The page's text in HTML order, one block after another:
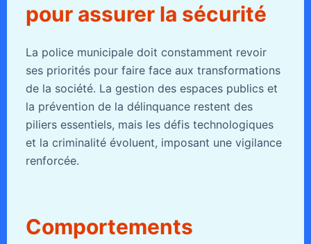
pour assurer la sécurité
La police municipale doit constamment revoir
ses priorités pour faire face aux transformations
de la société. La gestion des espaces publics et
la prévention de la délinquance restent des
piliers essentiels, mais les défis technologiques
et la criminalité évoluent, imposant une vigilance
renforcée.
Comportements